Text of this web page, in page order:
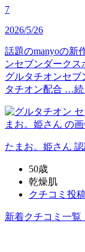
7
2026/5/26
話題のmanyoの新
ンセブンダークス
グルタチオンセブ
タチオン配合 …
たまお。姫さん
50歳
乾燥肌
クチコミ投
新着クチコミ一覧